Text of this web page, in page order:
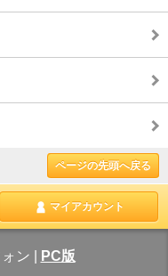
ページの先頭へ戻る
マイアカウント
ン PC版